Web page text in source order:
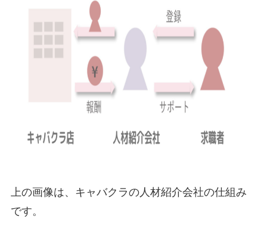
上の画像は、キャバクラの人材紹介会社の仕組み
です。